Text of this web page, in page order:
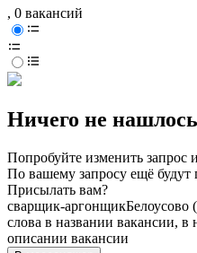
, 0 вакансий
Ничего не нашлось
Попробуйте изменить запрос
По вашему запросу ещё будут
Присылать вам?
сварщик-аргонщикБелоусово
слова в названии вакансии,
описании вакансии